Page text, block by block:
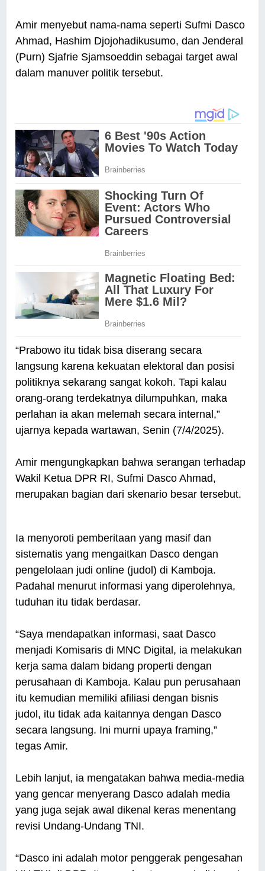
Amir menyebut nama-nama seperti Sufmi Dasco
Ahmad, Hashim Djojohadikusumo, dan Jenderal
(Purn) Sjafrie Sjamsoeddin sebagai target awal
dalam manuver politik tersebut.
“Prabowo itu tidak bisa diserang secara
langsung karena kekuatan elektoral dan posisi
politiknya sekarang sangat kokoh. Tapi kalau
orang-orang terdekatnya dilumpuhkan, maka
perlahan ia akan melemah secara internal,”
ujarnya kepada wartawan, Senin (7/4/2025).
Amir mengungkapkan bahwa serangan terhadap
Wakil Ketua DPR RI, Sufmi Dasco Ahmad,
merupakan bagian dari skenario besar tersebut.
Ia menyoroti pemberitaan yang masif dan
sistematis yang mengaitkan Dasco dengan
pengelolaan judi online (judol) di Kamboja.
Padahal menurut informasi yang diperolehnya,
tuduhan itu tidak berdasar.
“Saya mendapatkan informasi, saat Dasco
menjadi Komisaris di MNC Digital, ia melakukan
kerja sama dalam bidang properti dengan
perusahaan di Kamboja. Kalau pun perusahaan
itu kemudian memiliki afiliasi dengan bisnis
judol, itu tidak ada kaitannya dengan Dasco
secara langsung. Ini murni upaya framing,”
tegas Amir.
Lebih lanjut, ia mengatakan bahwa media-media
yang gencar menyerang Dasco adalah media
yang juga sejak awal dikenal keras menentang
revisi Undang-Undang TNI.
“Dasco ini adalah motor penggerak pengesahan